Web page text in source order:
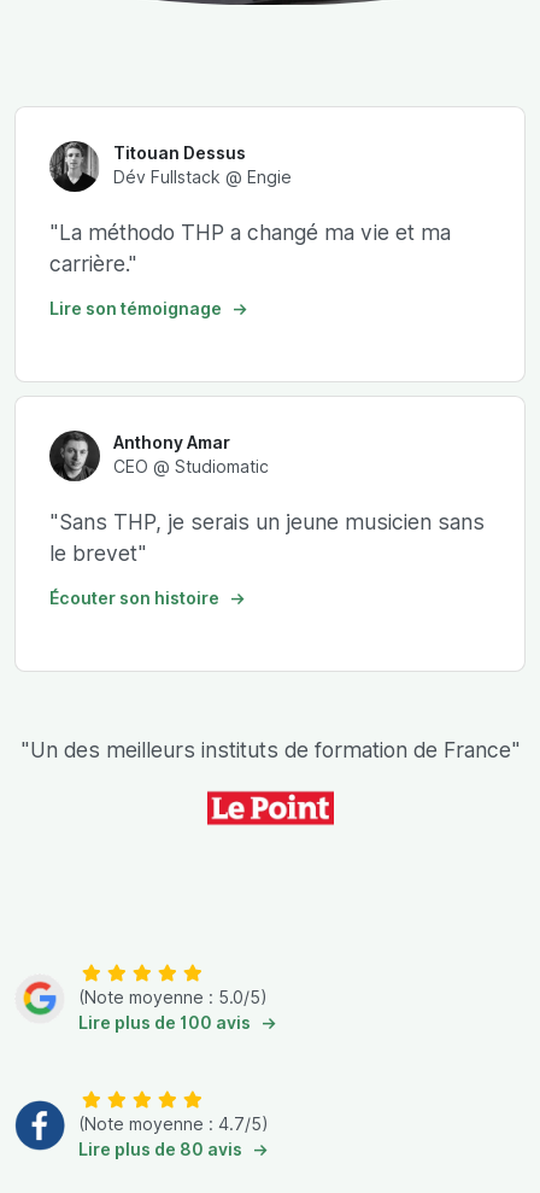
Titouan Dessus
Dév Fullstack @ Engie
"La méthodo THP a changé ma vie et ma
carrière."
Lire son témoignage
Anthony Amar
CEO @ Studiomatic
"Sans THP, je serais un jeune musicien sans
le brevet"
Écouter son histoire
"Un des meilleurs instituts de formation de France"
(Note moyenne : 5.0/5)
Lire plus de 100 avis
(Note moyenne : 4.7/5)
Lire plus de 80 avis